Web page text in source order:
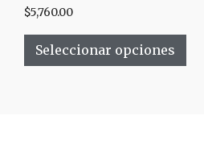
$5,760.00
Seleccionar opciones